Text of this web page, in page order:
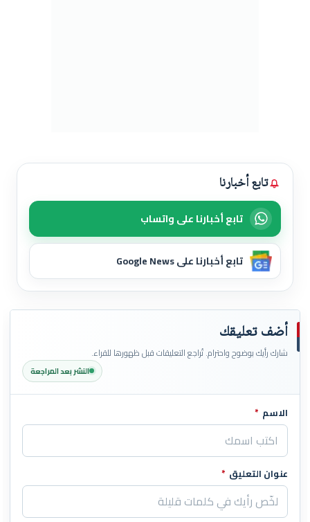
تابع أخبارنا
تابع أخبارنا على واتساب
تابع أخبارنا على Google News
أضف تعليقك
شارك رأيك بوضوح واحترام. تُراجع التعليقات قبل ظهورها للقراء.
النشر بعد المراجعة
اترك هذا الحقل فارغاً
الاسم *
عنوان التعليق *